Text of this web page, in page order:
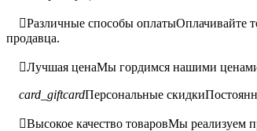
Различные способы оплатыОплачивайте
продавца.
Лучшая ценаМы гордимся нашими
card_giftcardПерсональные скидки
Высокое качество товаровМы реализуем